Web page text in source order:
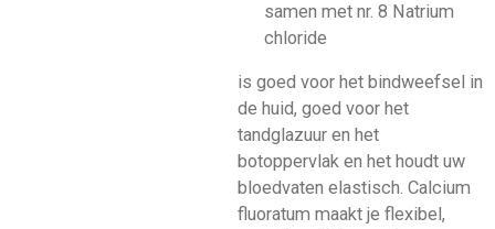
samen met nr. 8 Natrium
chloride
is goed voor het bindweefsel in
de huid, goed voor het
tandglazuur en het
botoppervlak en het houdt uw
bloedvaten elastisch. Calcium
fluoratum maakt je flexibel,